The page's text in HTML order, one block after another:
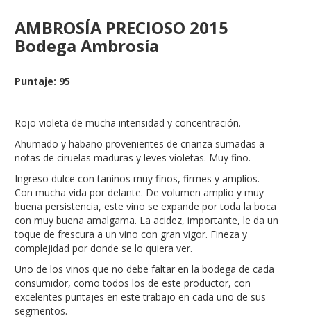
AMBROSÍA PRECIOSO 2015
Bodega Ambrosía
Puntaje: 95
Rojo violeta de mucha intensidad y concentración.
Ahumado y habano provenientes de crianza sumadas a
notas de ciruelas maduras y leves violetas. Muy fino.
Ingreso dulce con taninos muy finos, firmes y amplios.
Con mucha vida por delante. De volumen amplio y muy
buena persistencia, este vino se expande por toda la boca
con muy buena amalgama. La acidez, importante, le da un
toque de frescura a un vino con gran vigor. Fineza y
complejidad por donde se lo quiera ver.
Uno de los vinos que no debe faltar en la bodega de cada
consumidor, como todos los de este productor, con
excelentes puntajes en este trabajo en cada uno de sus
segmentos.